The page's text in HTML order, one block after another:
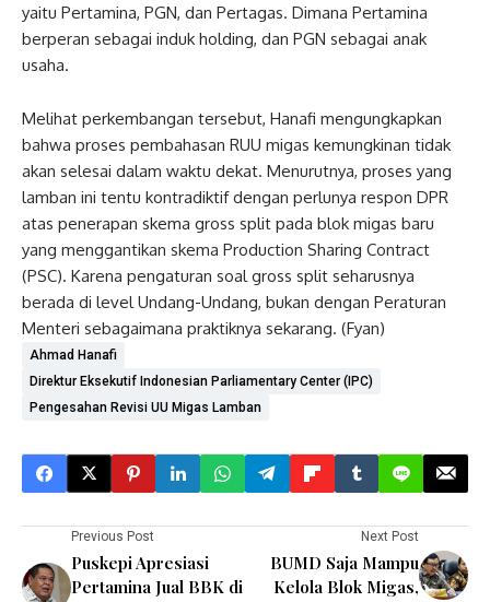
yaitu Pertamina, PGN, dan Pertagas. Dimana Pertamina
berperan sebagai induk holding, dan PGN sebagai anak
usaha.
Melihat perkembangan tersebut, Hanafi mengungkapkan
bahwa proses pembahasan RUU migas kemungkinan tidak
akan selesai dalam waktu dekat. Menurutnya, proses yang
lamban ini tentu kontradiktif dengan perlunya respon DPR
atas penerapan skema gross split pada blok migas baru
yang menggantikan skema Production Sharing Contract
(PSC). Karena pengaturan soal gross split seharusnya
berada di level Undang-Undang, bukan dengan Peraturan
Menteri sebagaimana praktiknya sekarang. (Fyan)
Ahmad Hanafi
Direktur Eksekutif Indonesian Parliamentary Center (IPC)
Pengesahan Revisi UU Migas Lamban
Previous Post
Puskepi Apresiasi
Pertamina Jual BBK di
Next Post
BUMD Saja Mampu
Kelola Blok Migas,